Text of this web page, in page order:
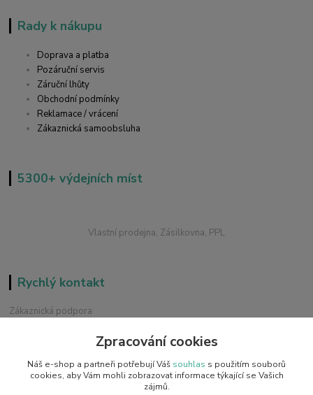
Rady k nákupu
Doprava a platba
Pozáruční servis
Záruční lhůty
Obchodní podmínky
Reklamace / vrácení
Zákaznická samoobsluha
5300+ výdejních míst
Vlastní prodejna, Zásilkovna, PPL
Rychlý kontakt
Zákaznická podpora
Chat / Online podpora - 24/7
info@emobilky.cz
Zpracování cookies
Náš e-shop a partneři potřebují Váš souhlas s použitím souborů
cookies, aby Vám mohli zobrazovat informace týkající se Vašich
zájmů.